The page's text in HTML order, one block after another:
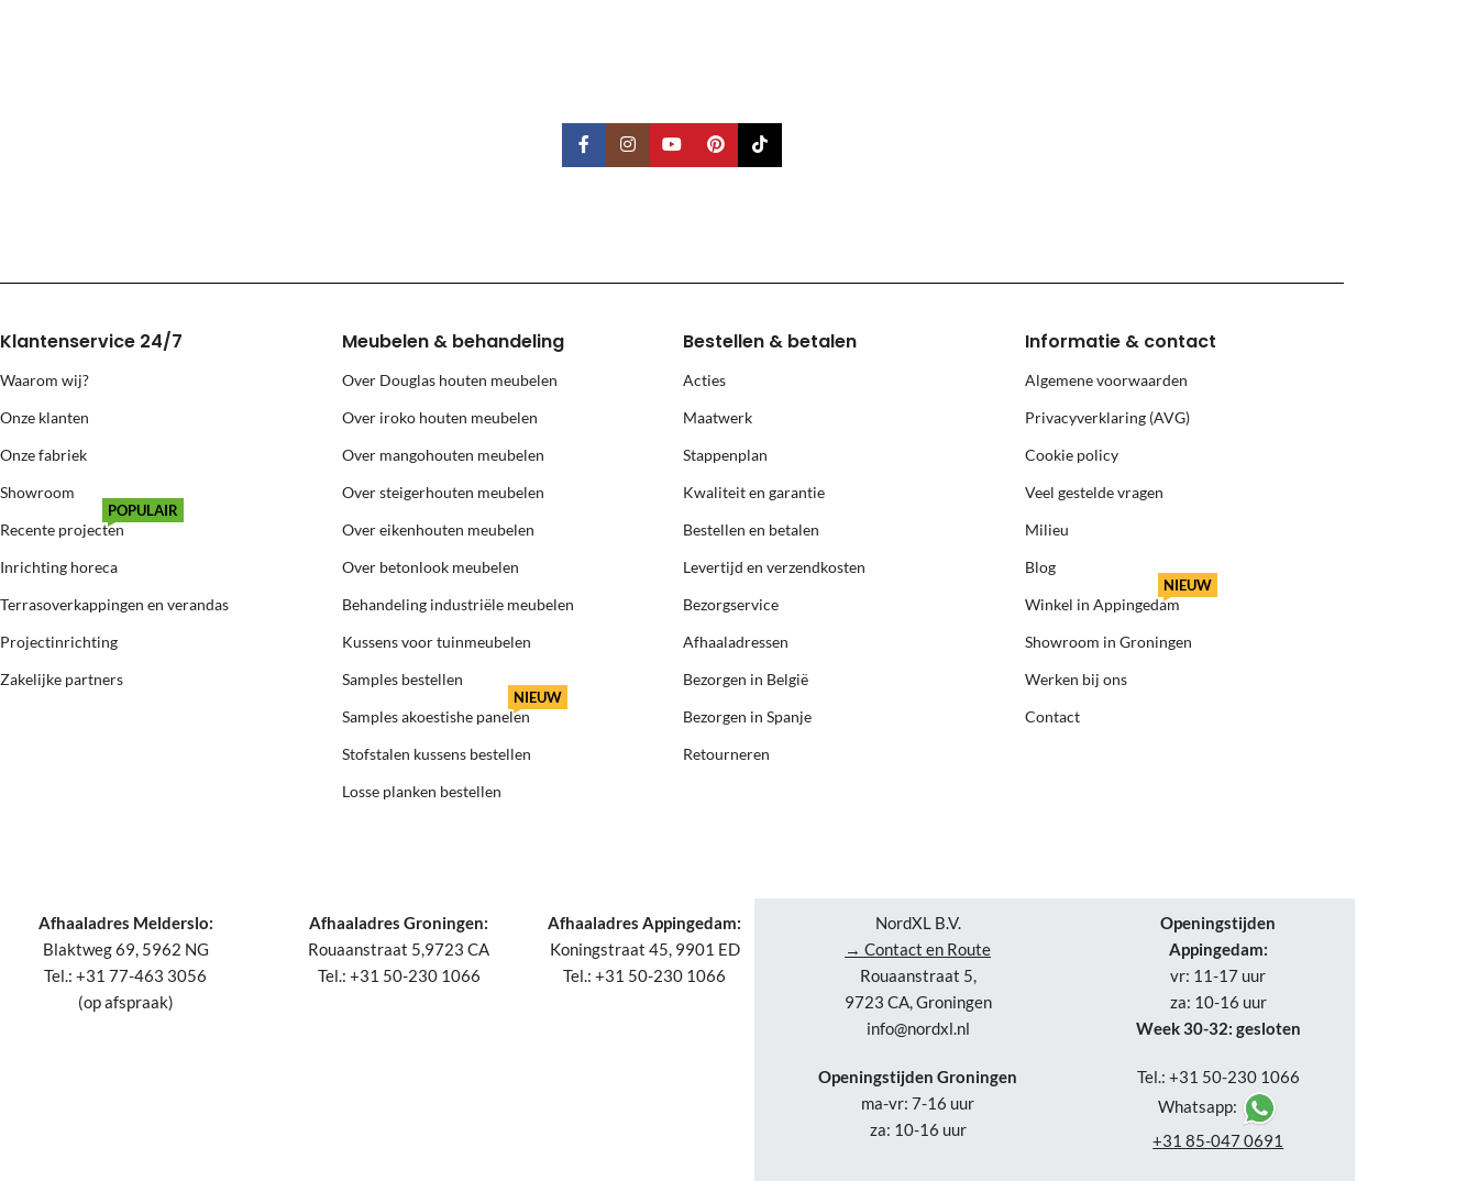
Klantenservice 24/7
Waarom wij?
Onze klanten
Onze fabriek
Showroom
Recente projecten
POPULAIR
Inrichting horeca
Terrasoverkappingen en verandas
Projectinrichting
Zakelijke partners
Meubelen & behandeling
Over Douglas houten meubelen
Over iroko houten meubelen
Over mangohouten meubelen
Over steigerhouten meubelen
Over eikenhouten meubelen
Over betonlook meubelen
Behandeling industriële meubelen
Kussens voor tuinmeubelen
Samples bestellen
Samples akoestishe panelen
NIEUW
Stofstalen kussens bestellen
Losse planken bestellen
Bestellen & betalen
Acties
Maatwerk
Stappenplan
Kwaliteit en garantie
Bestellen en betalen
Levertijd en verzendkosten
Bezorgservice
Afhaaladressen
Bezorgen in België
Bezorgen in Spanje
Retourneren
Informatie & contact
Algemene voorwaarden
Privacyverklaring (AVG)
Cookie policy
Veel gestelde vragen
Milieu
Blog
Winkel in Appingedam
NIEUW
Showroom in Groningen
Werken bij ons
Contact
Afhaaladres Melderslo:
Blaktweg 69, 5962 NG
Tel.: +31 77-463 3056
(op afspraak)
Afhaaladres Groningen:
Rouaanstraat 5,9723 CA
Tel.: +31 50-230 1066
Afhaaladres Appingedam:
Koningstraat 45, 9901 ED
Tel.: +31 50-230 1066
NordXL B.V.
→ Contact en Route
Rouaanstraat 5,
9723 CA, Groningen
info@nordxl.nl
Openingstijden Groningen
ma-vr: 7-16 uur
za: 10-16 uur
Openingstijden
Appingedam:
vr: 11-17 uur
za: 10-16 uur
Week 30-32: gesloten
Tel.: +31 50-230 1066
Whatsapp:
+31 85-047 0691